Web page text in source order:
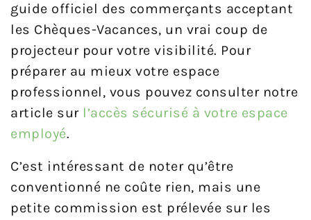
guide officiel des commerçants acceptant
les Chèques-Vacances, un vrai coup de
projecteur pour votre visibilité. Pour
préparer au mieux votre espace
professionnel, vous pouvez consulter notre
article sur l’accès sécurisé à votre espace
employé.
C’est intéressant de noter qu’être
conventionné ne coûte rien, mais une
petite commission est prélevée sur les